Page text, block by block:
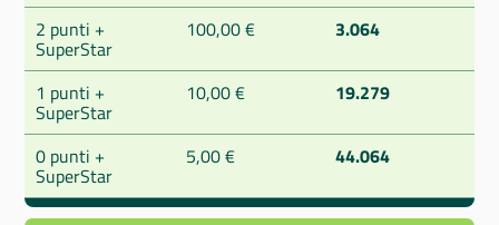
2 punti +
SuperStar
100,00 € 3.064
1 punti +
SuperStar
10,00 € 19.279
0 punti +
SuperStar
5,00 € 44.064